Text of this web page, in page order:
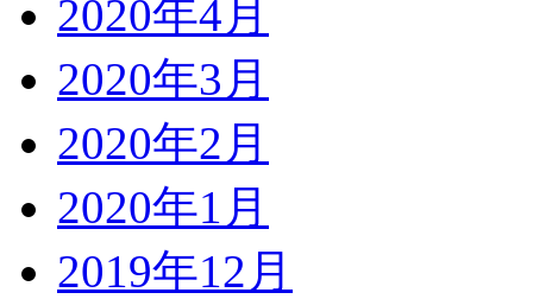
2020年4月
2020年3月
2020年2月
2020年1月
2019年12月